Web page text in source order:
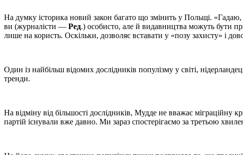
На думку історика новий закон багато що змінить у Польщі.
ви (журналісти — Ред.) особисто, але й видавництва можуть бути
лише на користь. Оскільки, дозволяє вставати у «позу захисту» і
Один із найбільш відомих дослідників популізму у світі,
тренди.
На відміну від більшості дослідників, Мудде не вважає
партій існували вже давно. Ми зараз спостерігаємо за третьою